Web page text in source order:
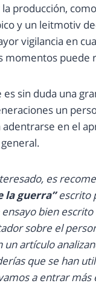
producción,
y un leitmotiv
vigilancia en
momentos puede
es sin duda una
un
en el
es
la guerra”escrito
ensayo bien
sobre el
artículo
que se han
a entrar